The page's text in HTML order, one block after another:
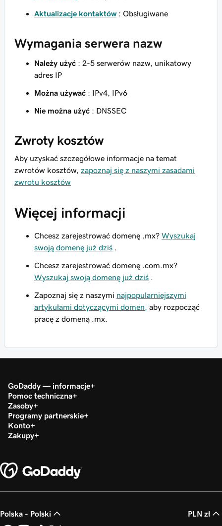
Aktualizacje kontaktów: Obsługiwane
Wymagania serwera nazw
Należy użyć : 2-5 serwerów nazw, unikatowy
adres IP
Można używać : IPv4, IPv6
Nie można użyć : DNSSEC
Zwroty kosztów
Aby uzyskać szczegółowe informacje na temat
zwrotów kosztów, zapoznaj się z naszymi zasadami
zwrotu kosztów
Więcej informacji
Chcesz zarejestrować domenę .mx? Wyszukaj
swoją domenę już dziś
Chcesz zarejestrować domenę .com.mx?
Wyszukaj swoją domenę już dziś
Zapoznaj się z naszymi najpopularniejszymi
artykułami dotyczącymi domen,
aby rozpocząć
pracę z domeną .mx.
GoDaddy — informacje
Pomoc techniczna
Zasoby
Programy partnerskie
Konto
Zakupy
Polska - Polski PLN zł